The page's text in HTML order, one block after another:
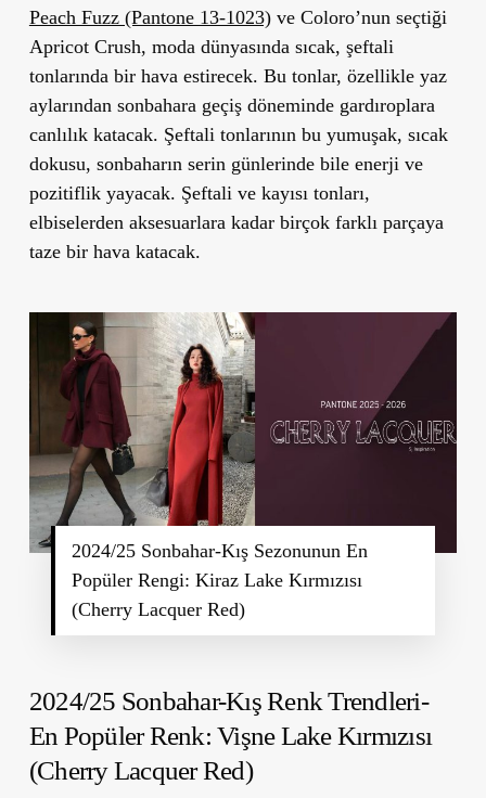
Peach Fuzz (Pantone 13-1023)ve Coloro’nun seçtiği
Apricot Crush, moda dünyasında sıcak, şeftali
tonlarında bir hava estirecek. Bu tonlar, özellikle yaz
aylarından sonbahara geçiş döneminde gardıroplara
canlılık katacak. Şeftali tonlarının bu yumuşak, sıcak
dokusu, sonbaharın serin günlerinde bile enerji ve
pozitiflik yayacak. Şeftali ve kayısı tonları,
elbiselerden aksesuarlara kadar birçok farklı parçaya
taze bir hava katacak.
2024/25 Sonbahar-Kış Sezonunun En
Popüler Rengi: Kiraz Lake Kırmızısı
(Cherry Lacquer Red)
2024/25 Sonbahar-Kış Renk Trendleri-
En Popüler Renk: Vişne Lake Kırmızısı
(Cherry Lacquer Red)